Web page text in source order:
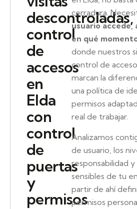
descontroladas,
control
de
accesos
en
Elda
con
control
de
puertas
y
permisos
cerradura.
usuario accede,
en qué
donde nuestros
control de
marcan la
una política de
permisos
real de trabajar.
Analizamos
de usuario, los
responsabilidad y
sensibles de tu
partir de ahí
permisos